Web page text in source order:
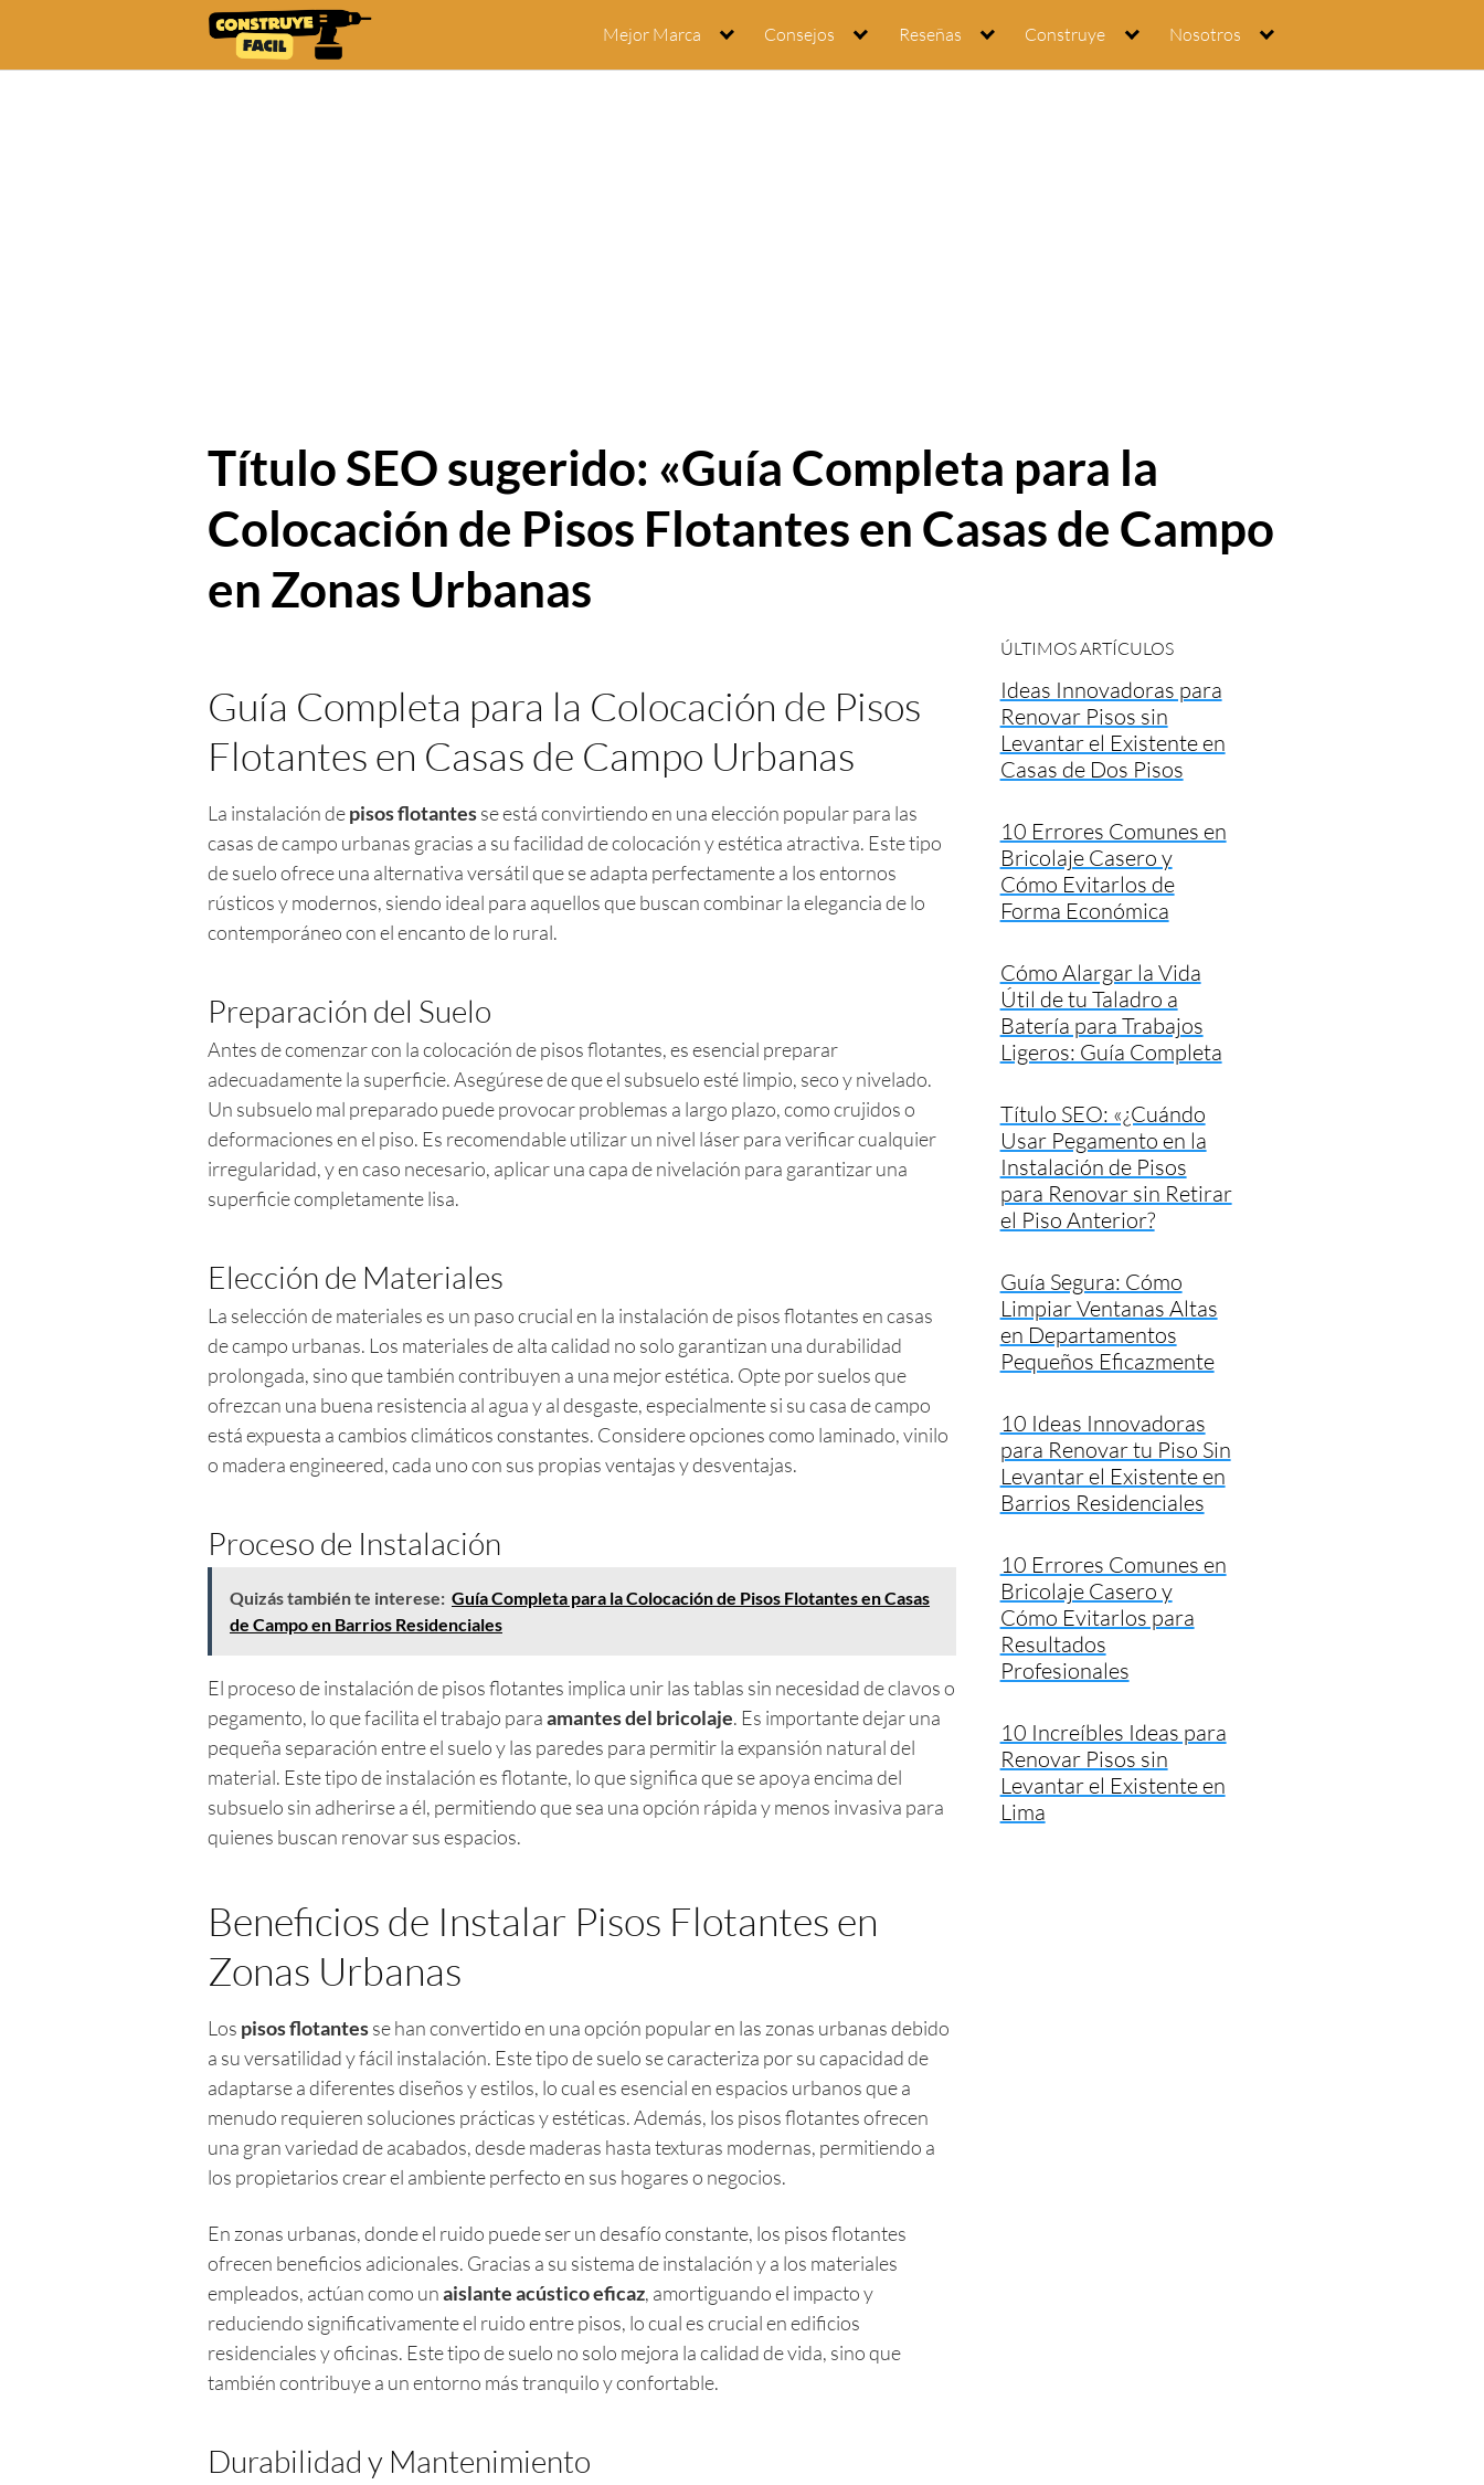
content
Mejor Marca Consejos Reseñas Construye Nosotros
Título SEO sugerido: «Guía Completa para la
Colocación de Pisos Flotantes en Casas de Campo
en Zonas Urbanas
Guía Completa para la Colocación de Pisos
Flotantes en Casas de Campo Urbanas
La instalación depisos flotantesse está convirtiendo en una elección popular para las
casas de campo urbanas gracias a su facilidad de colocación y estética atractiva. Este tipo
de suelo ofrece una alternativa versátil que se adapta perfectamente a los entornos
rústicos y modernos, siendo ideal para aquellos que buscan combinar la elegancia de lo
contemporáneo con el encanto de lo rural.
Preparación del Suelo
Antes de comenzar con la colocación de pisos flotantes, es esencial preparar
adecuadamente la superficie. Asegúrese de que el subsuelo esté limpio, seco y nivelado.
Un subsuelo mal preparado puede provocar problemas a largo plazo, como crujidos o
deformaciones en el piso. Es recomendable utilizar un nivel láser para verificar cualquier
irregularidad, y en caso necesario, aplicar una capa de nivelación para garantizar una
superficie completamente lisa.
Elección de Materiales
La selección de materiales es un paso crucial en la instalación de pisos flotantes en casas
de campo urbanas. Los materiales de alta calidad no solo garantizan una durabilidad
prolongada, sino que también contribuyen a una mejor estética. Opte por suelos que
ofrezcan una buena resistencia al agua y al desgaste, especialmente si su casa de campo
está expuesta a cambios climáticos constantes. Considere opciones como laminado, vinilo
o madera engineered, cada uno con sus propias ventajas y desventajas.
Proceso de Instalación
Quizás también te interese: Guía Completa para la Colocación de Pisos Flotantes en Casas
de Campo en Barrios Residenciales
El proceso de instalación de pisos flotantes implica unir las tablas sin necesidad de clavos o
pegamento, lo que facilita el trabajo paraamantes del bricolaje. Es importante dejar una
pequeña separación entre el suelo y las paredes para permitir la expansión natural del
material. Este tipo de instalación es flotante, lo que significa que se apoya encima del
subsuelo sin adherirse a él, permitiendo que sea una opción rápida y menos invasiva para
quienes buscan renovar sus espacios.
Beneficios de Instalar Pisos Flotantes en
Zonas Urbanas
Los pisos flotantesse han convertido en una opción popular en las zonas urbanas debido
a su versatilidad y fácil instalación. Este tipo de suelo se caracteriza por su capacidad de
adaptarse a diferentes diseños y estilos, lo cual es esencial en espacios urbanos que a
menudo requieren soluciones prácticas y estéticas. Además, los pisos flotantes ofrecen
una gran variedad de acabados, desde maderas hasta texturas modernas, permitiendo a
los propietarios crear el ambiente perfecto en sus hogares o negocios.
En zonas urbanas, donde el ruido puede ser un desafío constante, los pisos flotantes
ofrecen beneficios adicionales. Gracias a su sistema de instalación y a los materiales
empleados, actúan como unaislante acústico eficaz, amortiguando el impacto y
reduciendo significativamente el ruido entre pisos, lo cual es crucial en edificios
residenciales y oficinas. Este tipo de suelo no solo mejora la calidad de vida, sino que
también contribuye a un entorno más tranquilo y confortable.
Durabilidad y Mantenimiento
ÚLTIMOS ARTÍCULOS
Ideas Innovadoras para
Renovar Pisos sin
Levantar el Existente en
Casas de Dos Pisos
10 Errores Comunes en
Bricolaje Casero y
Cómo Evitarlos de
Forma Económica
Cómo Alargar la Vida
Útil de tu Taladro a
Batería para Trabajos
Ligeros: Guía Completa
Título SEO: «¿Cuándo
Usar Pegamento en la
Instalación de Pisos
para Renovar sin Retirar
el Piso Anterior?
Guía Segura: Cómo
Limpiar Ventanas Altas
en Departamentos
Pequeños Eficazmente
10 Ideas Innovadoras
para Renovar tu Piso Sin
Levantar el Existente en
Barrios Residenciales
10 Errores Comunes en
Bricolaje Casero y
Cómo Evitarlos para
Resultados
Profesionales
10 Increíbles Ideas para
Renovar Pisos sin
Levantar el Existente en
Lima